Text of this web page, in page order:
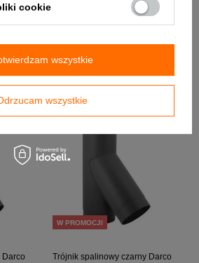
TR160/45-CZ2
255,59 zł / szt.
+ Dodaj do porównania
W PROMOCJI
Trójnik spalinowy czarny Darco
cookie
wszystkie
wszystkie